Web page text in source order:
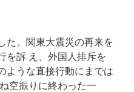
た。関東大震災の再来を
を訴 え、外国人排斥を
ような直接行動にまでは
空振りに終わった一